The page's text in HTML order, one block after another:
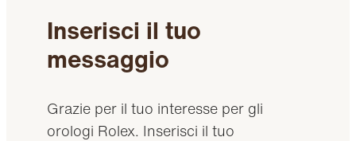
Inserisci il tuo
messaggio
Grazie per il tuo interesse per gli
orologi Rolex. Inserisci il tuo